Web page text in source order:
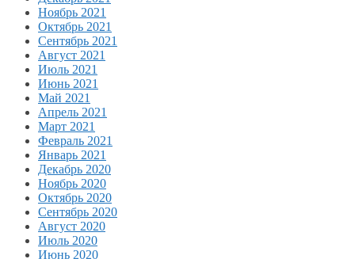
Ноябрь 2021
Октябрь 2021
Сентябрь 2021
Август 2021
Июль 2021
Июнь 2021
Май 2021
Апрель 2021
Март 2021
Февраль 2021
Январь 2021
Декабрь 2020
Ноябрь 2020
Октябрь 2020
Сентябрь 2020
Август 2020
Июль 2020
Июнь 2020